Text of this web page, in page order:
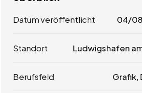
Datum veröffentlicht 04/
Standort Ludwigshafen
Berufsfeld Grafik,